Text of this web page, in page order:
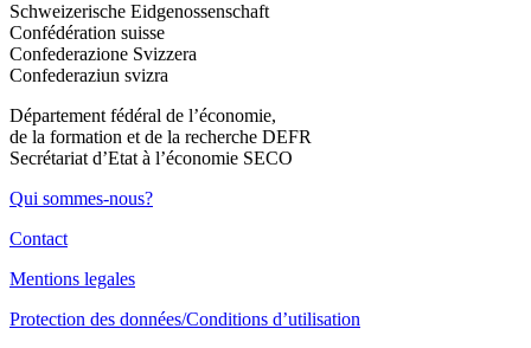
Schweizerische Eidgenossenschaft
Confédération suisse
Confederazione Svizzera
Confederaziun svizra
Département fédéral de l’économie,
de la formation et de la recherche DEFR
Secrétariat d’Etat à l’économie SECO
Qui sommes-nous?
Contact
Mentions legales
Protection des données/Conditions d’utilisation